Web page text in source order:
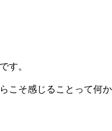
す。
こそ感じることって何か